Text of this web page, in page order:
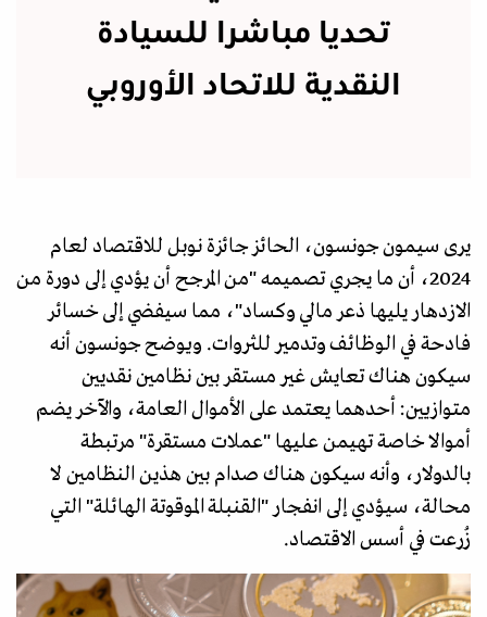
تحديا مباشرا للسيادة
النقدية للاتحاد الأوروبي
يرى سيمون جونسون، الحائز جائزة نوبل للاقتصاد لعام
2024، أن ما يجري تصميمه "من المرجح أن يؤدي إلى دورة من
الازدهار يليها ذعر مالي وكساد"، مما سيفضي إلى خسائر
فادحة في الوظائف وتدمير للثروات. ويوضح جونسون أنه
سيكون هناك تعايش غير مستقر بين نظامين نقديين
متوازيين: أحدهما يعتمد على الأموال العامة، والآخر يضم
أموالا خاصة تهيمن عليها "عملات مستقرة" مرتبطة
بالدولار، وأنه سيكون هناك صدام بين هذين النظامين لا
محالة، سيؤدي إلى انفجار "القنبلة الموقوتة الهائلة" التي
زُرعت في أسس الاقتصاد.